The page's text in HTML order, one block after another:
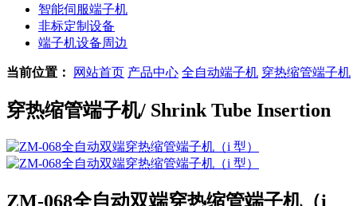
智能伺服端子机
非标定制设备
端子机设备周边
当前位置： 网站首页 产品中心 全自动端子机 穿热缩管端子机
穿热缩管端子机/ Shrink Tube Insertion
ZM-068全自动双端穿热缩管端子机（i